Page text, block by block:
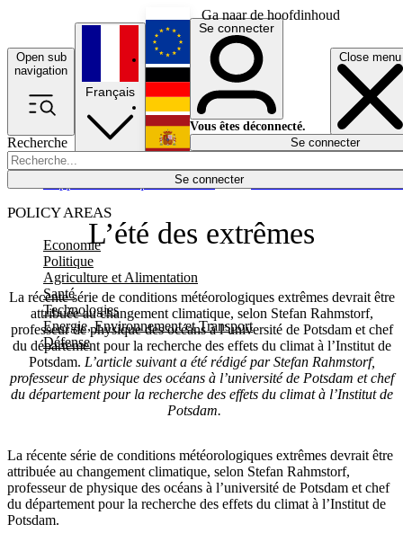
Ga naar de hoofdinhoud
Open sub
navigation
Close menu
Recherche
Se connecter
POLICY AREAS
Economie
Politique
Agriculture et Alimentation
Santé
Technologies
Energie, Environnement et Transport
Défense
Économie
Français
English
Deutsch
Español
Se connecter
Vous êtes déconnecté.
Se connecter
L’été des extrêmes
La récente série de conditions météorologiques extrêmes devrait être
attribuée au changement climatique, selon Stefan Rahmstorf,
professeur de physique des océans à l’université de Potsdam et chef
du département pour la recherche des effets du climat à l’Institut de
Potsdam. L’article suivant a été rédigé par Stefan Rahmstorf,
professeur de physique des océans à l’université de Potsdam et chef
du département pour la recherche des effets du climat à l’Institut de
Potsdam.
La récente série de conditions météorologiques extrêmes devrait être
attribuée au changement climatique, selon Stefan Rahmstorf,
professeur de physique des océans à l’université de Potsdam et chef
du département pour la recherche des effets du climat à l’Institut de
Potsdam.